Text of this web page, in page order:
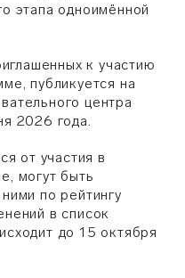
этапа одноимённой
к участию
публикуется на
центра
2026 года.
от участия в
могут быть
по рейтингу
в список
до 15 октября